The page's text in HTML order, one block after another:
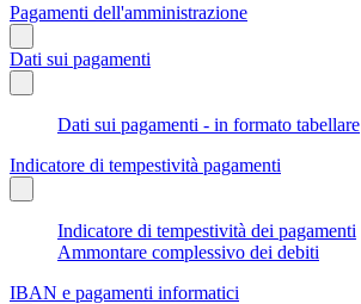
Pagamenti dell'amministrazione
Dati sui pagamenti
Dati sui pagamenti - in formato tabellare
Indicatore di tempestività pagamenti
Indicatore di tempestività dei pagamenti
Ammontare complessivo dei debiti
IBAN e pagamenti informatici